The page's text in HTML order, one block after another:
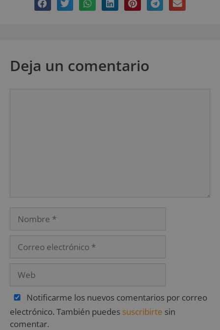
Deja un comentario
Notificarme los nuevos comentarios por correo
electrónico. También puedes suscribirte sin
comentar.